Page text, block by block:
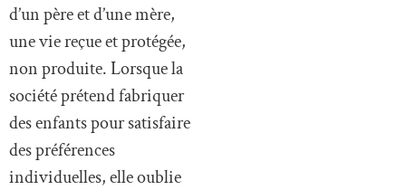
d’un père et d’une mère,
une vie reçue et protégée,
non produite. Lorsque la
société prétend fabriquer
des enfants pour satisfaire
des préférences
individuelles, elle oublie